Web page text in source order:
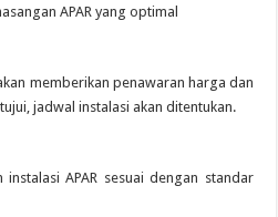
APAR yang optimal
memberikan penawaran harga dan
jadwal instalasi akan ditentukan.
APAR sesuai dengan standar